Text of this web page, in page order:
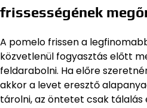
frissességének
A pomelo frissen a
közvetlenül fogyasztás előtt
feldarabolni. Ha előre
akkor a levet eresztő
tárolni, az öntetet csak tálalás